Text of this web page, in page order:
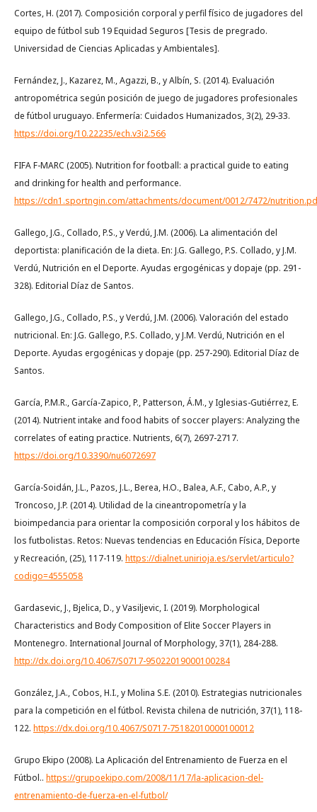
Cortes, H. (2017). Composición corporal y perfil físico de jugadores del
equipo de fútbol sub 19 Equidad Seguros [Tesis de pregrado.
Universidad de Ciencias Aplicadas y Ambientales].
Fernández, J., Kazarez, M., Agazzi, B., y Albín, S. (2014). Evaluación
antropométrica según posición de juego de jugadores profesionales
de fútbol uruguayo. Enfermería: Cuidados Humanizados, 3(2), 29-33.
https://doi.org/10.22235/ech.v3i2.566
FIFA F-MARC (2005). Nutrition for football: a practical guide to eating
and drinking for health and performance.
https://cdn1.sportngin.com/attachments/document/0012/7472/
Gallego, J.G., Collado, P.S., y Verdú, J.M. (2006). La alimentación del
deportista: planificación de la dieta. En: J.G. Gallego, P.S. Collado, y J.M.
Verdú, Nutrición en el Deporte. Ayudas ergogénicas y dopaje (pp. 291-
328). Editorial Díaz de Santos.
Gallego, J.G., Collado, P.S., y Verdú, J.M. (2006). Valoración del estado
nutricional. En: J.G. Gallego, P.S. Collado, y J.M. Verdú, Nutrición en el
Deporte. Ayudas ergogénicas y dopaje (pp. 257-290). Editorial Díaz de
Santos.
García, P.M.R., García-Zapico, P., Patterson, Á.M., y Iglesias-Gutiérrez, E.
(2014). Nutrient intake and food habits of soccer players: Analyzing the
correlates of eating practice. Nutrients, 6(7), 2697-2717.
https://doi.org/10.3390/nu6072697
García-Soidán, J.L., Pazos, J.L., Berea, H.O., Balea, A.F., Cabo, A.P., y
Troncoso, J.P. (2014). Utilidad de la cineantropometría y la
bioimpedancia para orientar la composición corporal y los hábitos de
los futbolistas. Retos: Nuevas tendencias en Educación Física, Deporte
y Recreación, (25), 117-119. https://dialnet.unirioja.es/servlet/articulo?
codigo=4555058
Gardasevic, J., Bjelica, D., y Vasiljevic, I. (2019). Morphological
Characteristics and Body Composition of Elite Soccer Players in
Montenegro. International Journal of Morphology, 37(1), 284-288.
http://dx.doi.org/10.4067/S0717-95022019000100284
González, J.A., Cobos, H.I., y Molina S.E. (2010). Estrategias nutricionales
para la competición en el fútbol. Revista chilena de nutrición, 37(1), 118-
122. https://dx.doi.org/10.4067/S0717-75182010000100012
Grupo Ekipo (2008). La Aplicación del Entrenamiento de Fuerza en el
Fútbol.. https://grupoekipo.com/2008/11/17/la-aplicacion-del-
entrenamiento-de-fuerza-en-el-futbol/